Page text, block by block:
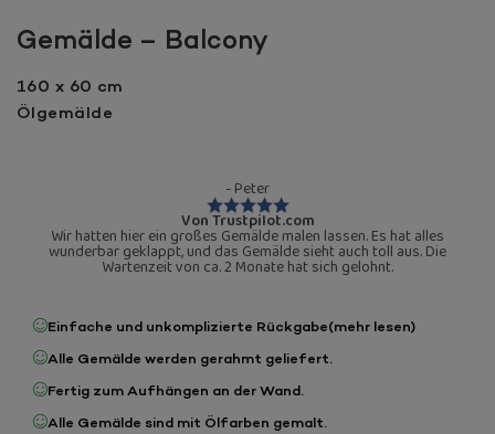
Gemälde – Balcony
160 x 60 cm
Ölgemälde
- Peter
Von Trustpilot.com
Wir hatten hier ein großes Gemälde malen lassen. Es hat alles
wunderbar geklappt, und das Gemälde sieht auch toll aus. Die
Wartenzeit von ca. 2 Monate hat sich gelohnt.
Einfache und unkomplizierte Rückgabe(mehr lesen)
Alle Gemälde werden gerahmt geliefert.
Fertig zum Aufhängen an der Wand.
Alle Gemälde sind mit Ölfarben gemalt.